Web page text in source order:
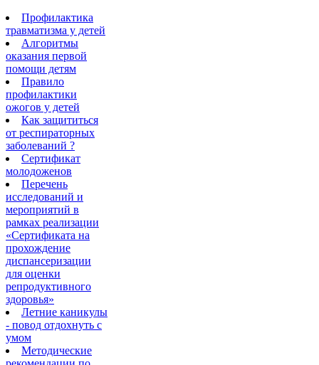
Профилактика
травматизма у детей
Алгоритмы
оказания первой
помощи детям
Правило
профилактики
ожогов у детей
Как защититься
от респираторных
заболеваний ?
Сертификат
молодоженов
Перечень
исследований и
мероприятий в
рамках реализации
«Сертификата на
прохождение
диспансеризации
для оценки
репродуктивного
здоровья»
Летние каникулы
- повод отдохнуть с
умом
Методические